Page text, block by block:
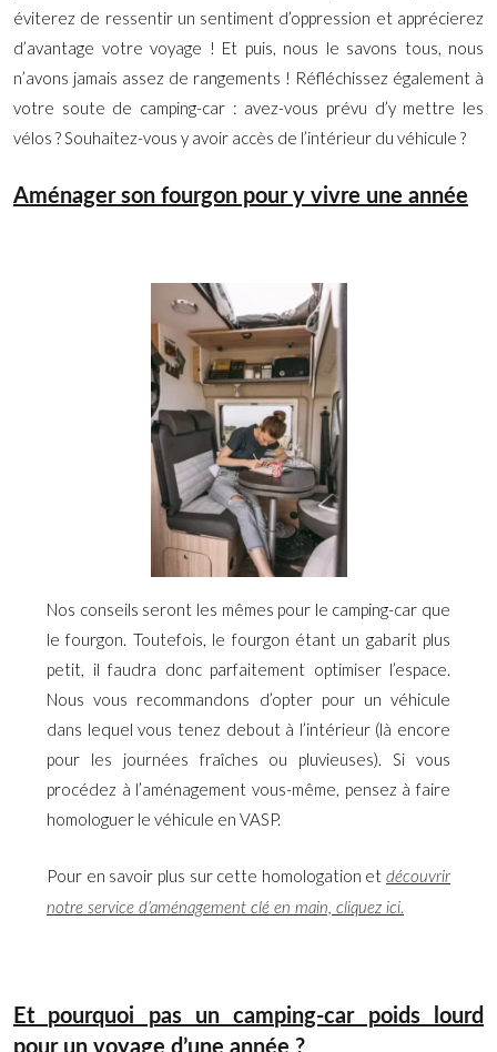
éviterez de ressentir un sentiment d’oppression et apprécierez
d’avantage votre voyage ! Et puis, nous le savons tous, nous
n’avons jamais assez de rangements ! Réfléchissez également à
votre soute de camping-car : avez-vous prévu d’y mettre les
vélos ? Souhaitez-vous y avoir accès de l’intérieur du véhicule ?
Aménager son fourgon pour y vivre une année
Nos conseils seront les mêmes pour le camping-car que
le fourgon. Toutefois, le fourgon étant un gabarit plus
petit, il faudra donc parfaitement optimiser l’espace.
Nous vous recommandons d’opter pour un véhicule
dans lequel vous tenez debout à l’intérieur (là encore
pour les journées fraîches ou pluvieuses). Si vous
procédez à l’aménagement vous-même, pensez à faire
homologuer le véhicule en VASP.
Pour en savoir plus sur cette homologation et découvrir
notre service d’aménagement clé en main, cliquez ici.
Et pourquoi pas un camping-car poids lourd
pour un voyage d’une année ?